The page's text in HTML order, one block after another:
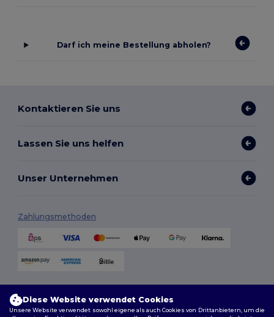
Darf ich meine Bestellung abholen?
Kontaktieren Sie uns
Lassen Sie uns helfen
Unser Unternehmen
Zahlungsmethoden
Diese Website verwendet Cookies
Unsere Website verwendet sowohl eigene als auch Cookies von Drittanbietern, um die